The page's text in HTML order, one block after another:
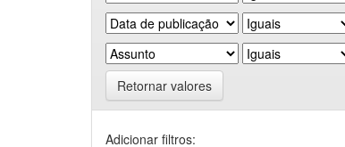
Retornar valores
Adicionar filtros: